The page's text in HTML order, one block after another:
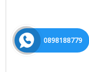
0898188779